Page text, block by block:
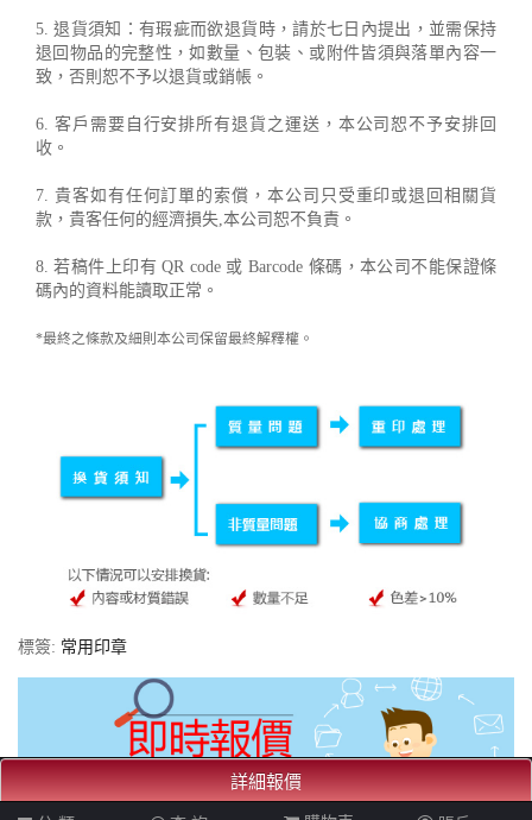
5. 退貨須知：有瑕疵而欲退貨時，請於七日內提出，並需保持
退回物品的完整性，如數量、包裝、或附件皆須與落單內容一
致，否則恕不予以退貨或銷帳。
6. 客戶需要自行安排所有退貨之運送，本公司恕不予安排回
收。
7. 貴客如有任何訂單的索償，本公司只受重印或退回相關貨
款，貴客任何的經濟損失,本公司恕不負責。
8. 若稿件上印有 QR code 或 Barcode 條碼，本公司不能保證條
碼內的資料能讀取正常。
*最終之條款及細則本公司保留最終解釋權。
標簽: 常用印章
詳細報價